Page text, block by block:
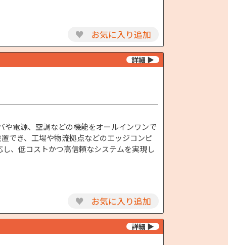
♥ お気に入り追加
電源、空調などの機能をオールインワンで
でき、工場や物流拠点などのエッジコンピ
、低コストかつ高信頼なシステムを実現し
♥ お気に入り追加